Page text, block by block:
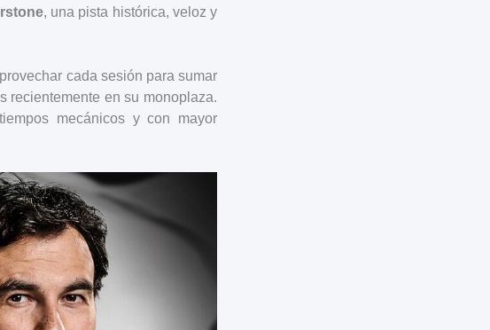
, una pista histórica, veloz y
cada sesión para sumar
recientemente en su monoplaza.
mecánicos y con mayor